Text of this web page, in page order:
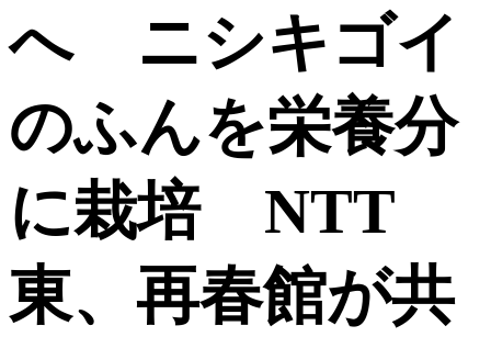
へ ニシキゴイ
のふんを栄養分
に栽培 NTT
東、再春館が共